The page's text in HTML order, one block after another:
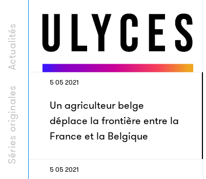
Séries originales
Actualités
5 05 2021
Un agriculteur belge
déplace la frontière entre la
France et la Belgique
5 05 2021